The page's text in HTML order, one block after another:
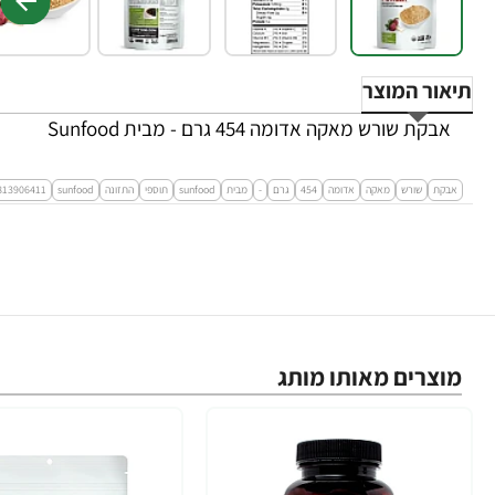
תיאור המוצר
אבקת שורש מאקה אדומה 454 גרם - מבית Sunfood
אבקת שורש מאקה אדומה 454 גרם - מבית sunfood תוספי התזונה sunfood
מוצרים מאותו מותג